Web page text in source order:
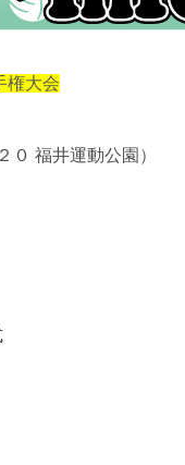
権大会
０ 福井運動公園 ）